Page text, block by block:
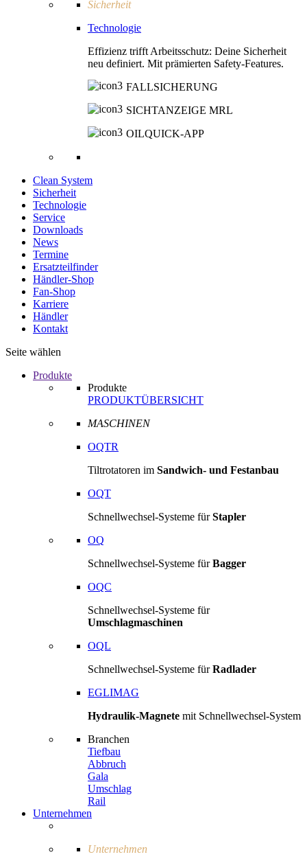
Sicherheit
Technologie
Effizienz trifft Arbeitsschutz: Deine Sicherheit
neu definiert. Mit prämierten Safety-Features.
FALLSICHERUNG
SICHTANZEIGE MRL
OILQUICK-APP
Clean System
Sicherheit
Technologie
Service
Downloads
News
Termine
Ersatzteilfinder
Händler-Shop
Fan-Shop
Karriere
Händler
Kontakt
Seite wählen
Produkte
Produkte
PRODUKTÜBERSICHT
MASCHINEN
OQTR
Tiltrotatoren im Sandwich- und Festanbau
OQT
Schnellwechsel-Systeme fürStapler
OQ
Schnellwechsel-Systeme fürBagger
OQC
Schnellwechsel-Systeme für
Umschlagmaschinen
OQL
Schnellwechsel-Systeme fürRadlader
EGLIMAG
Hydraulik-Magnete mit Schnellwechsel-System
Branchen
Tiefbau
Abbruch
Gala
Umschlag
Rail
Unternehmen
Unternehmen